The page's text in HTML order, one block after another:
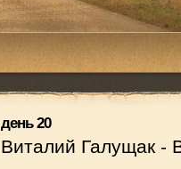
день 20
Виталий Галущак -